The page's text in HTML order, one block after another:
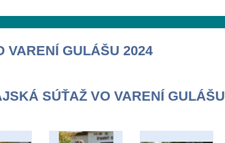
il.com
VARENÍ GULÁŠU 2024
SÚŤAŽ VO VARENÍ GULÁŠU